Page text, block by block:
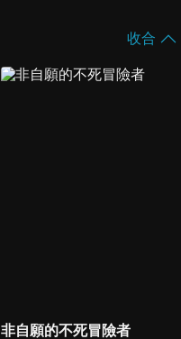
收合
非自願的不死冒險者